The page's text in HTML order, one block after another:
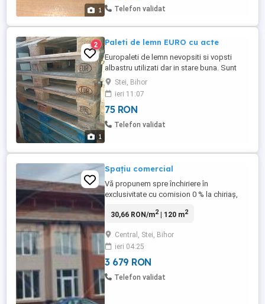
1 Telefon validat
1
2 Paleti de lemn EURO cu acte
Europaleti de lemn nevopsiti si vopsti
albastru utilizati dar in stare buna. Sunt
utulizati la transportul de marfuri in sistem
paletizat.
Stei, Bihor
ieri 11:07
75 RON
Telefon validat
Spațiu comercial
Vă propunem spre închiriere în
exclusivitate cu comision 0 % la chiriaș,
mp. Locația este dispusă pe două nivele,
Are o poziționare foarte bună, fiind în
zona 0 a orașului, aproape de primărie,
poliție, piață, magazine, ...
30,66 RON/m2| 120 m2
Central, Stei, Bihor
ieri 04:25
3 679 RON
Telefon validat